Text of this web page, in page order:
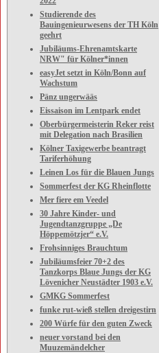
Studierende des
Bauingenieurwesens der TH Köln
geehrt
Jubiläums-Ehrenamtskarte
NRW" für Kölner*innen
easyJet setzt in Köln/Bonn auf
Wachstum
Pänz ungerwääs
Eissaison im Lentpark endet
Oberbürgermeisterin Reker reist
mit Delegation nach Brasilien
Kölner Taxigewerbe beantragt
Tariferhöhung
Leinen Los für die Blauen Jungs
Sommerfest der KG Rheinflotte
Mer fiere em Veedel
30 Jahre Kinder- und
Jugendtanzgruppe „De
Höppemötzjer“ e.V.
Frohsinniges Brauchtum
Jubiläumsfeier 70+2 des
Tanzkorps Blaue Jungs der KG
Lövenicher Neustädter 1903 e.V.
GMKG Sommerfest
funke rut-wieß stellen dreigestirn
200 Würfe für den guten Zweck
neuer vorstand bei den
Muuzemändelcher